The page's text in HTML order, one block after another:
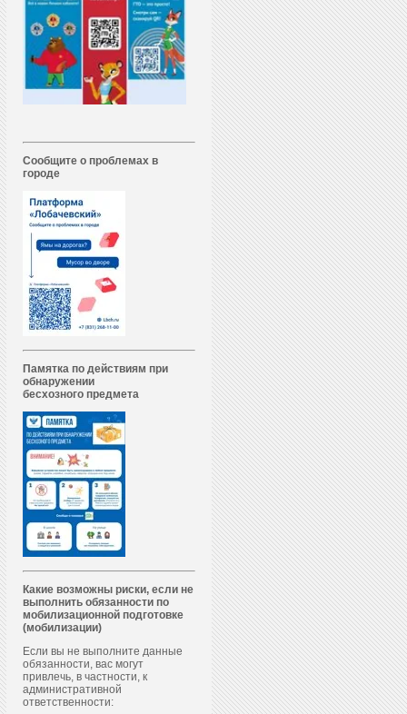
Сообщите о проблемах в
городе
Памятка по действиям при
обнаружении
бесхозного предмета
Какие возможны риски, если не
выполнить обязанности по
мобилизационной подготовке
(мобилизации)
Если вы не выполните данные
обязанности, вас могут
привлечь, в частности, к
административной
ответственности: